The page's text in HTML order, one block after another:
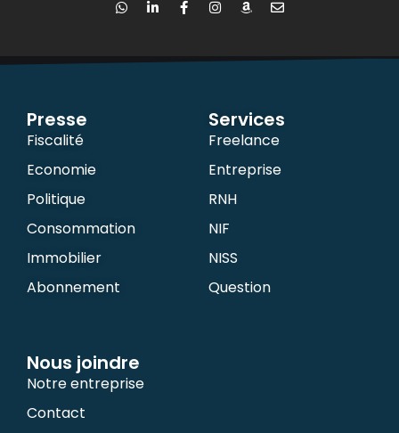
Presse
Fiscalité
Economie
Politique
Consommation
Immobilier
Abonnement
Services
Freelance
Entreprise
RNH
NIF
NISS
Question
Nous joindre
Notre entreprise
Contact